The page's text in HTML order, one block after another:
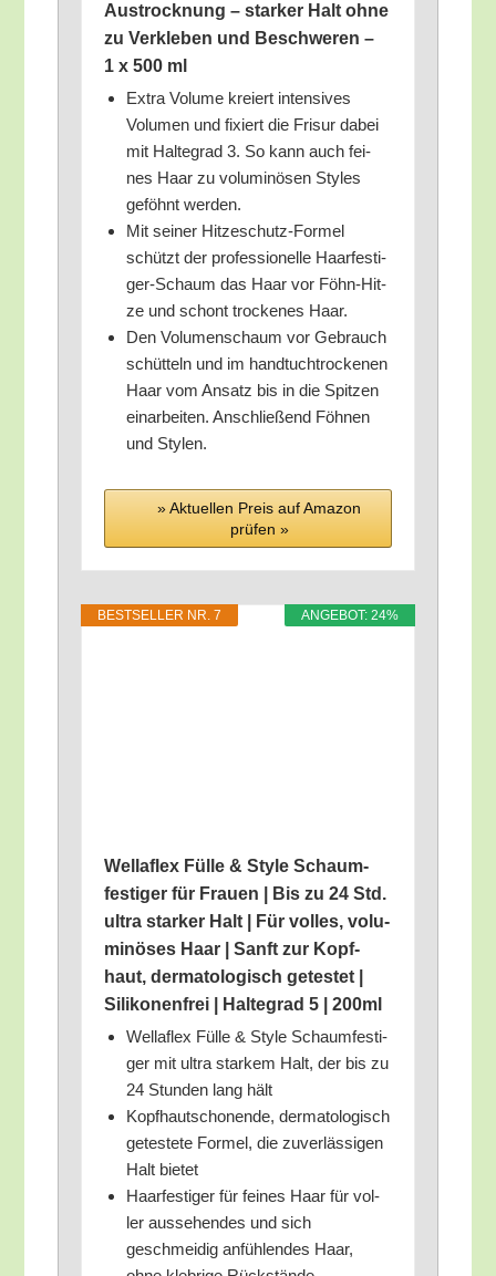
Aus­trock­nung – star­ker Halt ohne
zu Ver­kle­ben und Beschwe­ren –
1 x 500 ml
Extra Volu­me kre­iert inten­si­ves
Volu­men und fixiert die Fri­sur dabei
mit Hal­te­grad 3. So kann auch fei­
nes Haar zu volu­mi­nö­sen Styl­es
geföhnt werden.
Mit sei­ner Hit­ze­schutz-For­mel
schützt der pro­fes­sio­nel­le Haar­fes­ti­
ger-Schaum das Haar vor Föhn-Hit­
ze und schont tro­cke­nes Haar.
Den Volu­men­schaum vor Gebrauch
schüt­teln und im hand­tuch­tro­cke­nen
Haar vom Ansatz bis in die Spit­zen
ein­ar­bei­ten. Anschlie­ßend Föh­nen
und Stylen.
» Aktu­el­len Preis auf Ama­zon
prü­fen »
ANGE­BOT: 24%
BEST­SEL­LER NR. 7
Wel­laflex Fül­le & Style Schaum­
fes­ti­ger für Frau­en | Bis zu 24 Std.
ultra star­ker Halt | Für vol­les, volu­
mi­nö­ses Haar | Sanft zur Kopf­
haut, der­ma­to­lo­gisch getes­tet |
Sili­ko­nen­frei | Hal­te­grad 5 | 200ml
Wel­laflex Fül­le & Style Schaum­fes­ti­
ger mit ultra star­kem Halt, der bis zu
24 Stun­den lang hält
Kopf­haut­scho­nen­de, der­ma­to­lo­gisch
getes­te­te For­mel, die zuver­läs­si­gen
Halt bietet
Haar­fes­ti­ger für fei­nes Haar für vol­
ler aus­se­hen­des und sich
geschmei­dig anfüh­len­des Haar,